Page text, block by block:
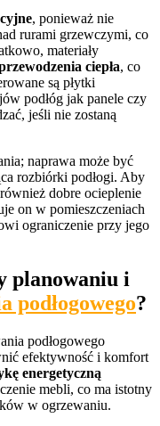
, ponieważ nie
rurami grzewczymi, co
materiały
ciepła, co
są płytki
podłóg jak panele czy
jeśli nie zostaną
naprawa może być
rozbiórki podłogi. Aby
dobre ocieplenie
on w pomieszczeniach
ograniczenie przy jego
planowaniu i
podłogowego?
podłogowego
efektywność i komfort
energetyczną
mebli, co ma istotny
w ogrzewaniu.